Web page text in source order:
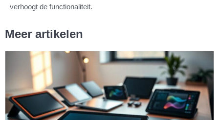
verhoogt de functionaliteit.
Meer artikelen